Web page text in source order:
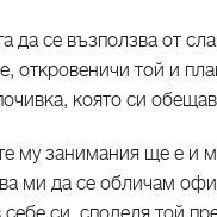
да се възползва от
откровеничи той и
която си
му занимания ще е и
ми да се обличам